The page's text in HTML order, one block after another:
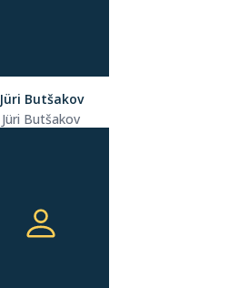
Jüri Butšakov
Jüri Butšakov